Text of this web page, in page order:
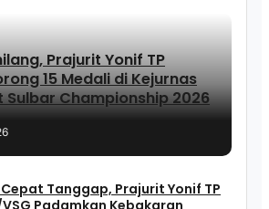
Prajurit Yonif TP
15 Medali di Kejurnas
Sulbar Championship 2026
Tanggap, Prajurit Yonif TP
Padamkan Kebakaran